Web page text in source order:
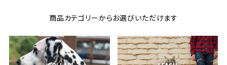
商品カテゴリーからお選びいただけます